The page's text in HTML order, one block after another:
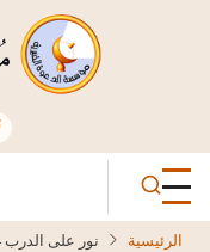
الرئيسية نور على الدرب 14-03-1434هـ